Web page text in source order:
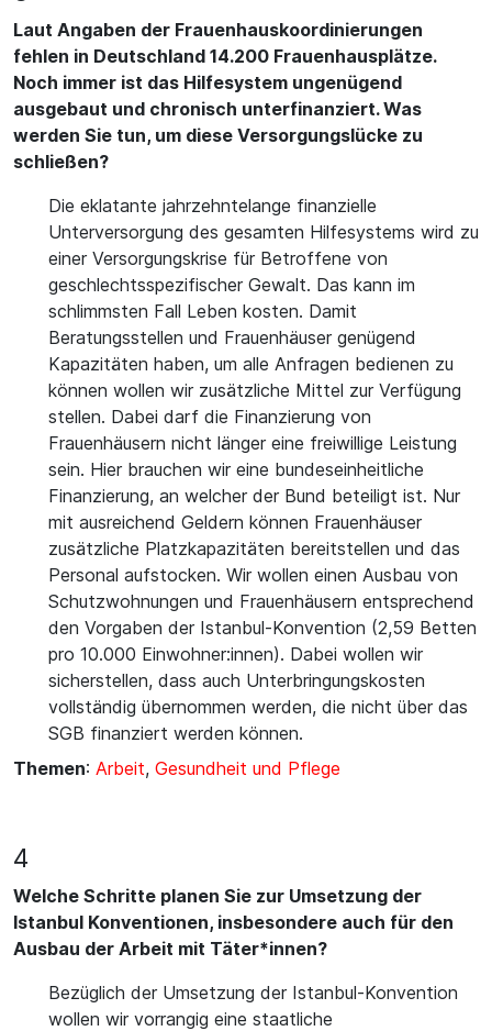
Laut Angaben der Frauenhauskoordinierungen
fehlen in Deutschland 14.200 Frauenhausplätze.
Noch immer ist das Hilfesystem ungenügend
ausgebaut und chronisch unterfinanziert. Was
werden Sie tun, um diese Versorgungslücke zu
schließen?
Die eklatante jahrzehntelange finanzielle
Unterversorgung des gesamten Hilfesystems wird zu
einer Versorgungskrise für Betroffene von
geschlechtsspezifischer Gewalt. Das kann im
schlimmsten Fall Leben kosten. Damit
Beratungsstellen und Frauenhäuser genügend
Kapazitäten haben, um alle Anfragen bedienen zu
können wollen wir zusätzliche Mittel zur Verfügung
stellen. Dabei darf die Finanzierung von
Frauenhäusern nicht länger eine freiwillige Leistung
sein. Hier brauchen wir eine bundeseinheitliche
Finanzierung, an welcher der Bund beteiligt ist. Nur
mit ausreichend Geldern können Frauenhäuser
zusätzliche Platzkapazitäten bereitstellen und das
Personal aufstocken. Wir wollen einen Ausbau von
Schutzwohnungen und Frauenhäusern entsprechend
den Vorgaben der Istanbul-Konvention (2,59 Betten
pro 10.000 Einwohner:innen). Dabei wollen wir
sicherstellen, dass auch Unterbringungskosten
vollständig übernommen werden, die nicht über das
SGB finanziert werden können.
Themen: Arbeit, Gesundheit und Pflege
4
Welche Schritte planen Sie zur Umsetzung der
Istanbul Konventionen, insbesondere auch für den
Ausbau der Arbeit mit Täter*innen?
Bezüglich der Umsetzung der Istanbul-Konvention
wollen wir vorrangig eine staatliche